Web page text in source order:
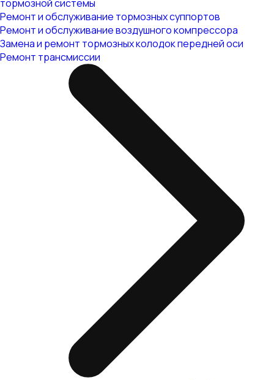
тормозной системы
Ремонт и обслуживание тормозных суппортов
Ремонт и обслуживание воздушного компрессора
Замена и ремонт тормозных колодок передней оси
Ремонт трансмиссии